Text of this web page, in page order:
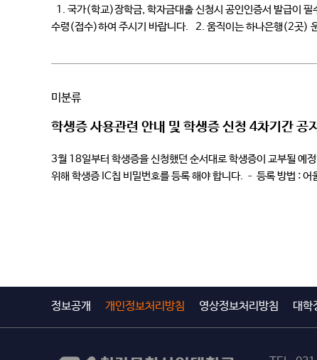
1. 국가(학교)장학금, 학자금대출 신청시 공인인증서 발급이
수령(접수)하여 주시기 바랍니다. 2. 움직이는 하나은행(2
미분류
학생증 사용관련 안내 및 학생증 신청 4차기간 공지
3월 18일부터 학생증을 신청했던 순서대로 학생증이 교부될
위해 학생증 IC칩 비밀번호를 등록 해야 합니다. – 등록 방법 :
정보공개 개인정보처리방침 영상정보처리방침 대학